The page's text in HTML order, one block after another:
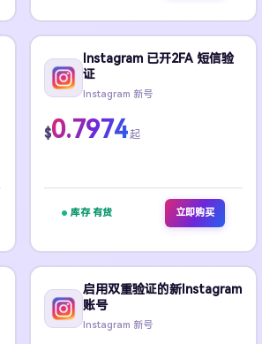
Instagram 已开2FA 短信验
证
Instagram 新号
$0.7974起
库存 有货 立即购买
启用双重验证的新Instagram
账号
Instagram 新号